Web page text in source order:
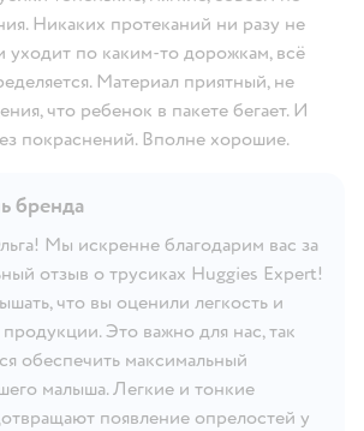
Никаких протеканий ни разу не
уходит по каким-то дорожкам, всё
Материал приятный, не
что ребенок в пакете бегает. И
покраснений. Вполне хорошие.
бренда
Мы искренне благодарим вас за
отзыв о трусиках Huggies Expert!
что вы оценили легкость и
Это важно для нас, так
обеспечить максимальный
малыша. Легкие и тонкие
появление опрелостей у